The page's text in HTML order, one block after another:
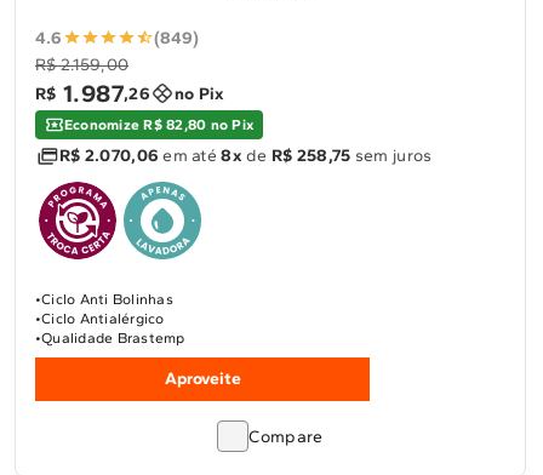
4.6
(849)
R$ 2.159,00
R$ 1.987,26 no Pix
Economize R$ 82,80 no Pix
R$ 2.070,06 em até8x de R$ 258,75 sem juros
Ciclo Anti Bolinhas
Ciclo Antialérgico
Qualidade Brastemp
Aproveite
Compare